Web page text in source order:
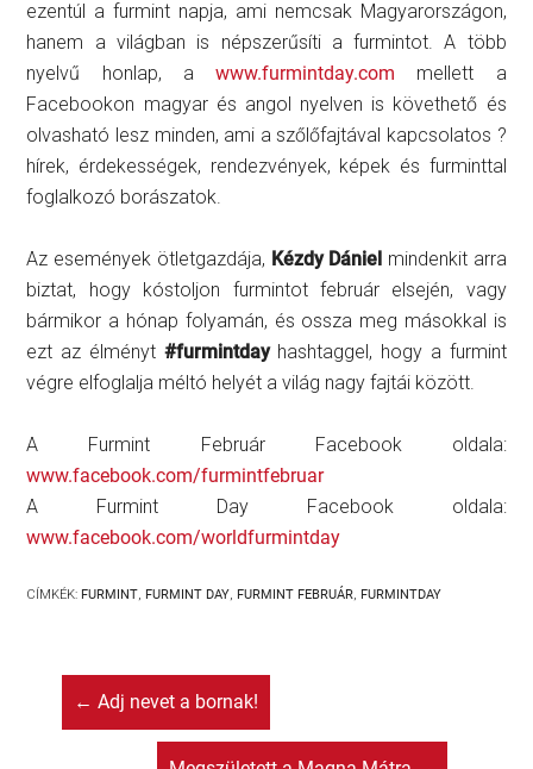
ezentúl a furmint napja, ami nemcsak Magyarországon,
hanem a világban is népszerűsíti a furmintot. A több
nyelvű honlap, awww.furmintday.com mellett a
Facebookon magyar és angol nyelven is követhető és
olvasható lesz minden, ami a szőlőfajtával kapcsolatos ?
hírek, érdekességek, rendezvények, képek és furminttal
foglalkozó borászatok.
Az események ötletgazdája, Kézdy Dániel mindenkit arra
biztat, hogy kóstoljon furmintot február elsején, vagy
bármikor a hónap folyamán, és ossza meg másokkal is
ezt az élményt #furmintdayhashtaggel, hogy a furmint
végre elfoglalja méltó helyét a világ nagy fajtái között.
A Furmint Február Facebook oldala:
www.facebook.com/furmintfebruar
A Furmint Day Facebook oldala:
www.facebook.com/worldfurmintday
CÍMKÉK: FURMINT, FURMINT DAY, FURMINT FEBRUÁR, FURMINTDAY
← Adj nevet a bornak!